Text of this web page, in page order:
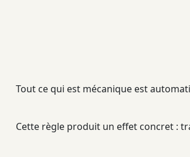
Tout ce qui est mécanique est
Cette règle produit un effet concret :